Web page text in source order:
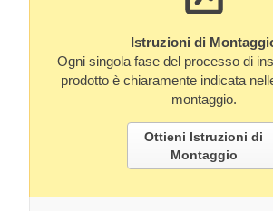
Istruzioni di
Ogni singola fase del processo di
prodotto è chiaramente indicata
montaggio.
Ottieni Istruzioni di
Montaggio